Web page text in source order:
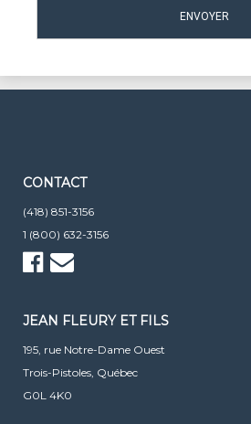
CONTACT
(418) 851-3156
1 (800) 632-3156
JEAN FLEURY ET FILS
195, rue Notre-Dame Ouest
Trois-Pistoles, Québec
G0L 4K0